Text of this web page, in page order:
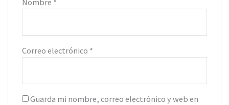
Nombre *
Correo electrónico *
Guarda mi nombre, correo electrónico y web en